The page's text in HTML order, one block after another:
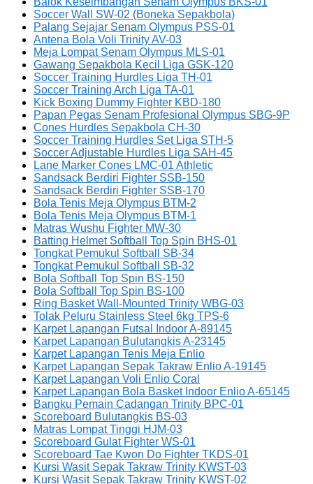
Soccer Wall SW-02 (Boneka Sepakbola)
Palang Sejajar Senam Olympus PSS-01
Antena Bola Voli Trinity AV-03
Meja Lompat Senam Olympus MLS-01
Gawang Sepakbola Kecil Liga GSK-120
Soccer Training Hurdles Liga TH-01
Soccer Training Arch Liga TA-01
Kick Boxing Dummy Fighter KBD-180
Papan Pegas Senam Profesional Olympus SBG-9P
Cones Hurdles Sepakbola CH-30
Soccer Training Hurdles Set Liga STH-5
Soccer Adjustable Hurdles Liga SAH-45
Lane Marker Cones LMC-01 Athletic
Sandsack Berdiri Fighter SSB-150
Sandsack Berdiri Fighter SSB-170
Bola Tenis Meja Olympus BTM-2
Bola Tenis Meja Olympus BTM-1
Matras Wushu Fighter MW-30
Batting Helmet Softball Top Spin BHS-01
Tongkat Pemukul Softball SB-34
Tongkat Pemukul Softball SB-32
Bola Softball Top Spin BS-150
Bola Softball Top Spin BS-100
Ring Basket Wall-Mounted Trinity WBG-03
Tolak Peluru Stainless Steel 6kg TPS-6
Karpet Lapangan Futsal Indoor A-89145
Karpet Lapangan Bulutangkis A-23145
Karpet Lapangan Tenis Meja Enlio
Karpet Lapangan Sepak Takraw Enlio A-19145
Karpet Lapangan Voli Enlio Coral
Karpet Lapangan Bola Basket Indoor Enlio A-65145
Bangku Pemain Cadangan Trinity BPC-01
Scoreboard Bulutangkis BS-03
Matras Lompat Tinggi HJM-03
Scoreboard Gulat Fighter WS-01
Scoreboard Tae Kwon Do Fighter TKDS-01
Kursi Wasit Sepak Takraw Trinity KWST-03
Kursi Wasit Sepak Takraw Trinity KWST-02